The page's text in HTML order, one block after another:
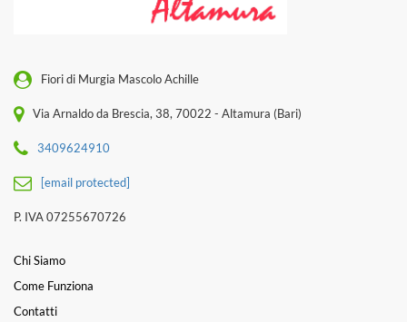
Fiori di Murgia Mascolo Achille
Via Arnaldo da Brescia, 38, 70022 - Altamura (Bari)
3409624910
[email protected]
P. IVA 07255670726
Chi Siamo
Come Funziona
Contatti